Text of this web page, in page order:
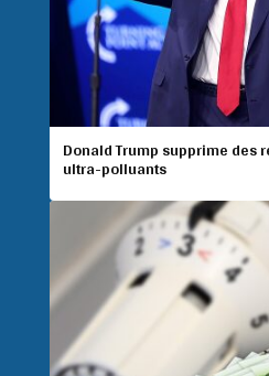
Donald Trump supprime des
ultra-polluants